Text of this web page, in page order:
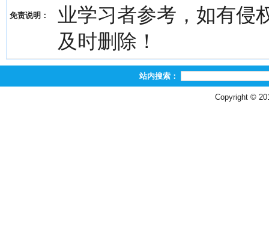
免责说明：
业学习者参考，如有侵
及时删除！
站内搜索：
Copyright ©